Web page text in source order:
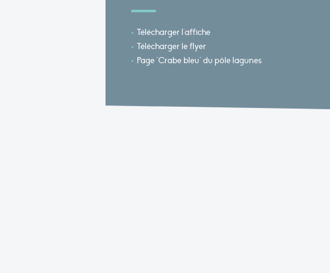
Télécharger l'affiche
Télécharger le flyer
Page "Crabe bleu" du pôle lagunes